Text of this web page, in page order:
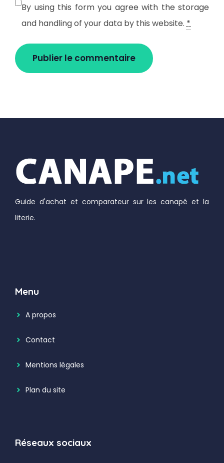
By using this form you agree with the storage
and handling of your data by this website. *
Guide d'achat et comparateur sur les canapé et la
literie.
Menu
A propos
Contact
Mentions légales
Plan du site
Réseaux sociaux